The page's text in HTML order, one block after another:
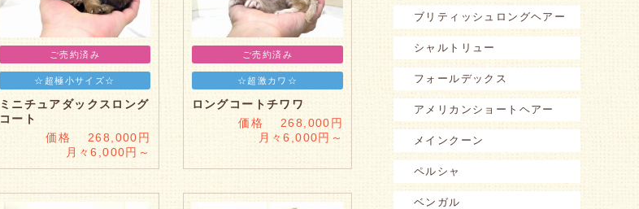
ご売約済み
☆超極小サイズ☆
ミニチュアダックスロング
コート
価格 268,000円
月々6,000円～
ご売約済み
☆超激カワ☆
ロングコートチワワ
価格 268,000円
月々6,000円～
ブリティッシュロングヘアー
シャルトリュー
フォールデックス
アメリカンショートヘアー
メインクーン
ペルシャ
ベンガル